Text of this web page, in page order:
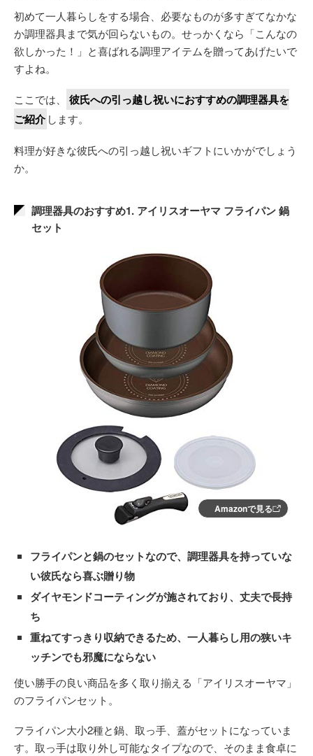
初めて一人暮らしをする場合、必要なものが多すぎてなかな
か調理器具まで気が回らないもの。せっかくなら「こんなの
欲しかった！」と喜ばれる調理アイテムを贈ってあげたいで
すよね。
ここでは、
彼氏への引っ越し祝いにおすすめの調理器具を
ご紹介 します。
料理が好きな彼氏への引っ越し祝いギフトにいかがでしょう
か。
調理器具のおすすめ1. アイリスオーヤマ フライパン 鍋
セット
Amazonで見る
フライパンと鍋のセットなので、調理器具を持っていな
い彼氏なら喜ぶ贈り物
ダイヤモンドコーティングが施されており、丈夫で長持
ち
重ねてすっきり収納できるため、一人暮らし用の狭いキ
ッチンでも邪魔にならない
使い勝手の良い商品を多く取り揃える「アイリスオーヤマ」
のフライパンセット。
フライパン大小2種と鍋、取っ手、蓋がセットになっていま
す。取っ手は取り外し可能なタイプなので、そのまま食卓に